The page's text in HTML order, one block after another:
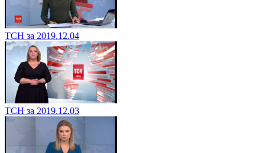
ТСН за 2019.12.04
ТСН за 2019.12.03